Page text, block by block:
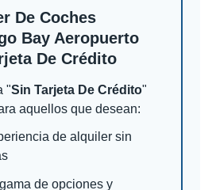
De Coches
Bay Aeropuerto
De Crédito
"Sin Tarjeta De Crédito"
aquellos que desean:
de alquiler sin
de opciones y